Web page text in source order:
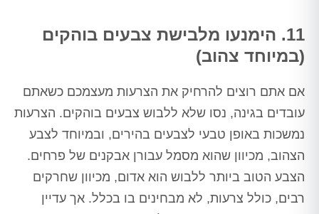
11. הימנעו מלבישת צבעים בוהקים
(במיוחד צהוב)
אם אתם רוצים להרחיק את הצרעות מעצמכם כשאתם
עובדים בגינה, נסו שלא ללבוש צבעים בוהקים. הצרעות
נמשכות באופן טבעי לצבעים בהירים, ובמיוחד לצבע
הצהוב, מכיוון שהוא מסמל עבורן אבקנים של פרחים.
הצבע הטוב ביותר ללבוש הוא אדום, מכיוון שחרקים
רבים, כולל צרעות, לא מבחינים בו בכלל. אך עדיין